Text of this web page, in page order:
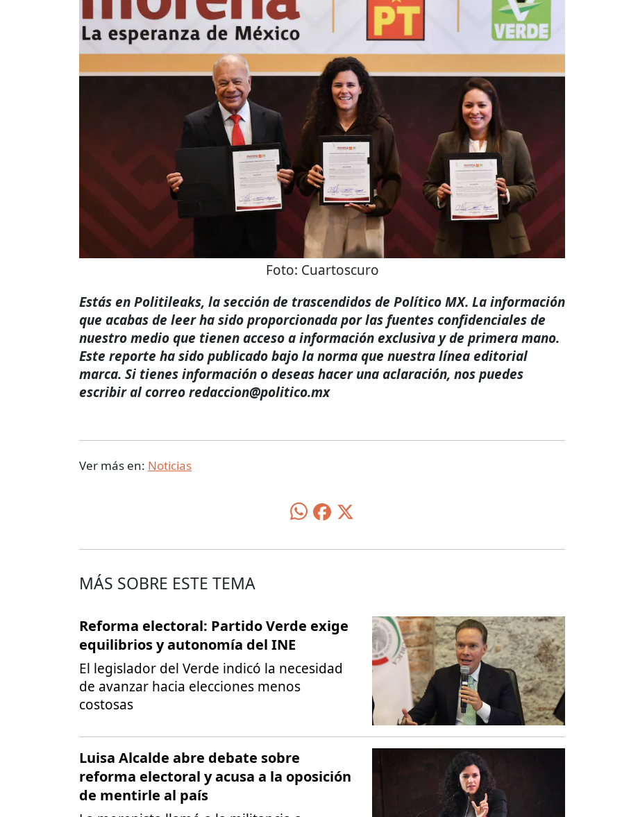
Foto: Cuartoscuro
Estás en Politileaks, la sección de trascendidos de Político MX. La información
que acabas de leer ha sido proporcionada por las fuentes confidenciales de
nuestro medio que tienen acceso a información exclusiva y de primera mano.
Este reporte ha sido publicado bajo la norma que nuestra línea editorial
marca. Si tienes información o deseas hacer una aclaración, nos puedes
escribir al correo redaccion@politico.mx
Ver más en: Noticias
MÁS SOBRE ESTE TEMA
Reforma electoral: Partido Verde exige
equilibrios y autonomía del INE
El legislador del Verde indicó la necesidad
de avanzar hacia elecciones menos
costosas
Luisa Alcalde abre debate sobre
reforma electoral y acusa a la oposición
de mentirle al país